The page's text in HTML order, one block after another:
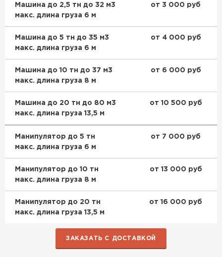
Машина до 2,5 тн до 32 м3
макс. длина груза 6 м
от 3 000 руб
Машина до 5 тн до 35 м3
макс. длина груза 6 м
от 4 000 руб
Машина до 10 тн до 37 м3
макс. длина груза 8 м
от 6 000 руб
Машина до 20 тн до 80 м3
макс. длина груза 13,5 м
от 10 500 руб
Манипулятор до 5 тн
макс. длина груза 6 м
от 7 000 руб
Манипулятор до 10 тн
макс. длина груза 8 м
от 13 000 руб
Манипулятор до 20 тн
макс. длина груза 13,5 м
от 16 000 руб
ЗАКАЗАТЬ С ДОСТАВКОЙ
Доборные элементы для кровли